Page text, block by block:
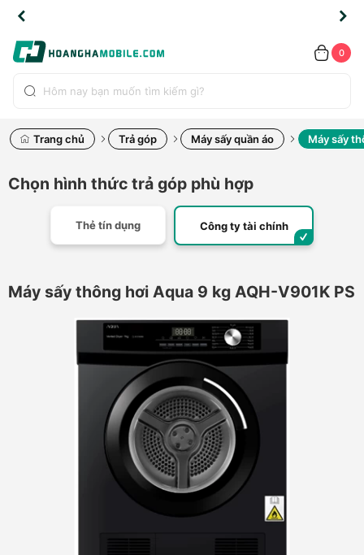
0
Trang chủ Trả góp Máy sấy quần áo Máy sấy
Chọn hình thức trả góp phù hợp
Thẻ tín dụng Công ty tài chính
Máy sấy thông hơi Aqua 9 kg AQH-V901K PS